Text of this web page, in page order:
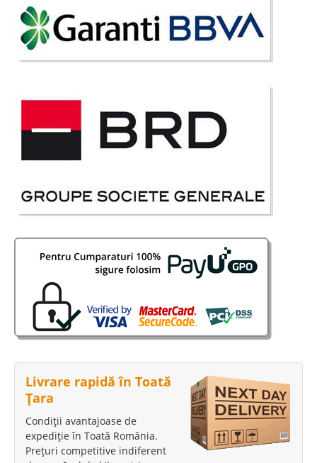
Livrare rapidă în Toată
Țara
Condiții avantajoase de
expediție în Toată România.
Prețuri competitive indiferent